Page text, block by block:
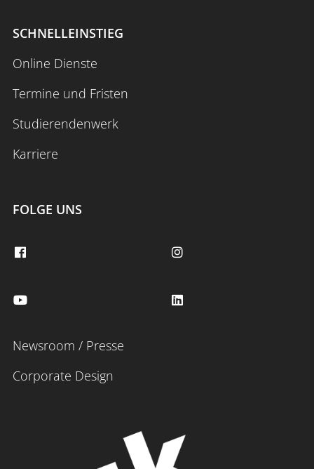
SCHNELLEINSTIEG
Online Dienste
Termine und Fristen
Studierendenwerk
Karriere
FOLGE UNS
Newsroom / Presse
Corporate Design